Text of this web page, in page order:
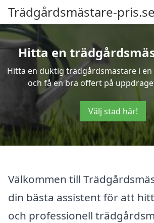
Trädgårdsmästare-pris.se
Hitta en
Hitta en duktig trädgårdsmästare i
och få en bra offert på
Välj stad här!
Välkommen till
din bästa assistent för att
och professionell